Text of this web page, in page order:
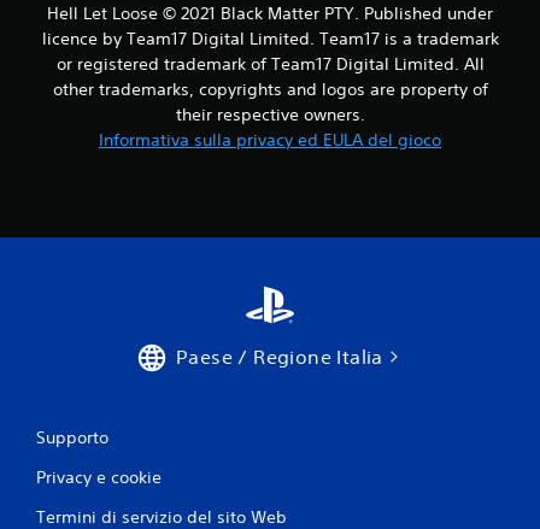
Hell Let Loose © 2021 Black Matter PTY. Published under
licence by Team17 Digital Limited. Team17 is a trademark
or registered trademark of Team17 Digital Limited. All
other trademarks, copyrights and logos are property of
their respective owners.
Informativa sulla privacy ed EULA del gioco
Paese / Regione Italia
Supporto
Privacy e cookie
Termini di servizio del sito Web